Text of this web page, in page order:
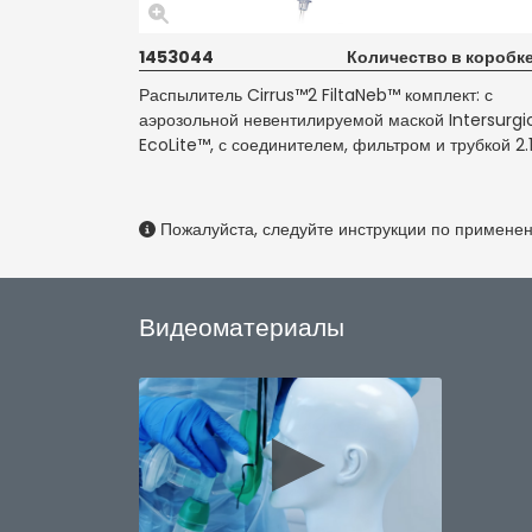
1453044
Количество в
Распылитель Cirrus™2 FiltaNeb™ комплект: с
аэрозольной невентилируемой маской
EcoLite™, с соединителем, фильтром и трубкой
Пожалуйста, следуйте инструкции по
Видеоматериалы